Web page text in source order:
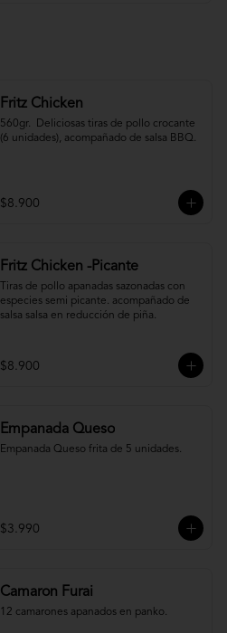
Fritz Chicken
560gr.  Deliciosas tiras de pollo crocante
(6 unidades), acompañado de salsa BBQ.
$8.900
Fritz Chicken -Picante
Tiras de pollo apanadas sazonadas con
especies semi picante. acompañado de
salsa salsa en reducción de piña.
$8.900
Empanada Queso
Empanada Queso frita de 5 unidades.
$3.990
Camaron Furai
12 camarones apanados en panko.